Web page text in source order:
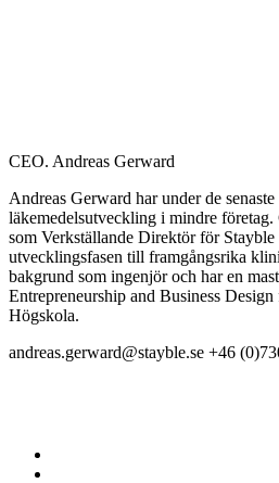
CEO. Andreas Gerward
Andreas Gerward har under de
läkemedelsutveckling i mindre företag.
som Verkställande Direktör för
utvecklingsfasen till framgångsrika
bakgrund som ingenjör och har en
Entrepreneurship and Business
Högskola.
andreas.gerward@stayble.se +46